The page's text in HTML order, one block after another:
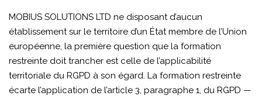
MOBIUS SOLUTIONS LTD ne disposant d’aucun
établissement sur le territoire d’un État membre de l’Union
européenne, la première question que la formation
restreinte doit trancher est celle de l’applicabilité
territoriale du RGPD à son égard. La formation restreinte
écarte l’application de l’article 3, paragraphe 1, du RGPD —